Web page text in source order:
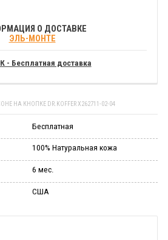
О ДОСТАВКЕ
ЭЛЬ-МОНТЕ
- Бесплатная доставка
НА КНОПКЕ DR.KOFFER X262711-02-04
Бесплатная
100% Натуральная кожа
6 мес.
США